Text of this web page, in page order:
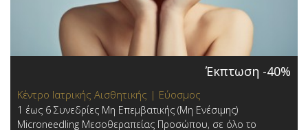
Έκπτωση -40%
Κέντρο Ιατρικής Αισθητικής | Εύοσμος
1 έως 6 Συνεδρίες Μη Επεμβατικής (Μη Ενέσιμης)
Microneedling Μεσοθεραπείας Προσώπου, σε όλο το